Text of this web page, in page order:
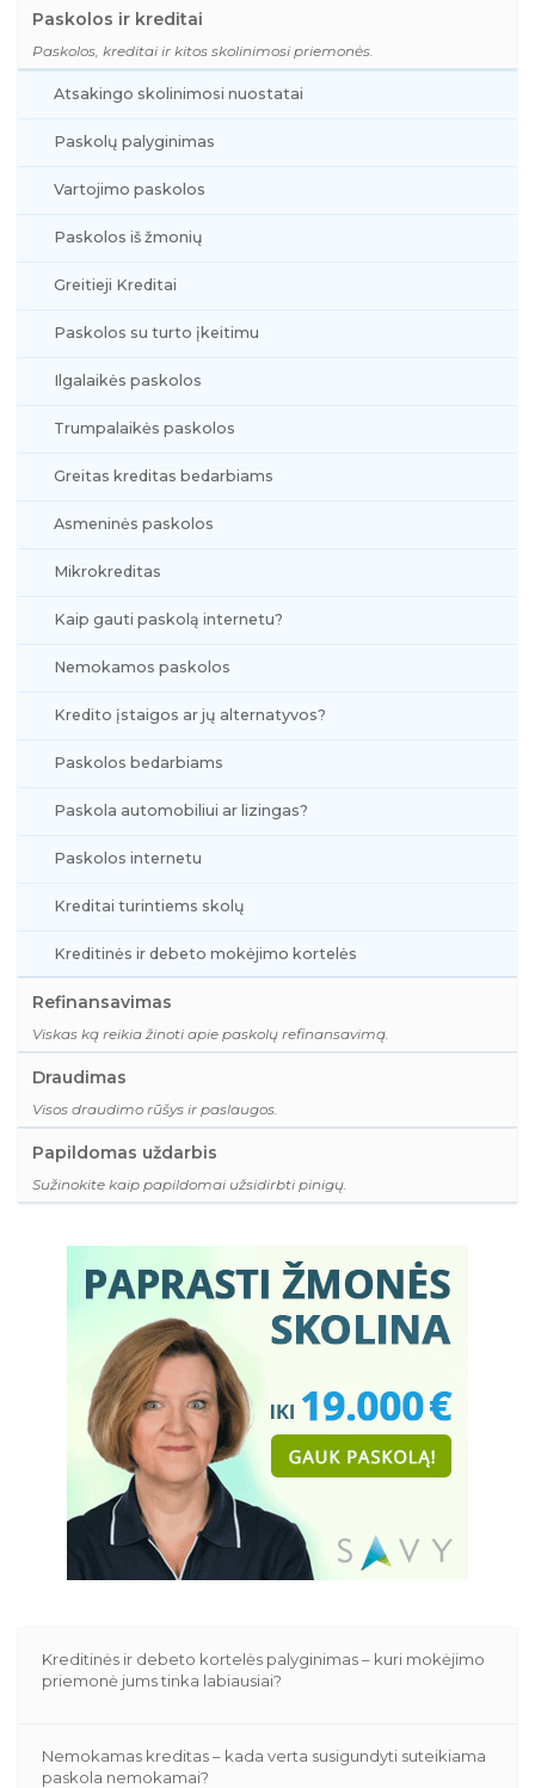
Paskolos ir kreditai
Paskolos, kreditai ir kitos skolinimosi priemonės.
Atsakingo skolinimosi nuostatai
Paskolų palyginimas
Vartojimo paskolos
Paskolos iš žmonių
Greitieji Kreditai
Paskolos su turto įkeitimu
Ilgalaikės paskolos
Trumpalaikės paskolos
Greitas kreditas bedarbiams
Asmeninės paskolos
Mikrokreditas
Kaip gauti paskolą internetu?
Nemokamos paskolos
Kredito įstaigos ar jų alternatyvos?
Paskolos bedarbiams
Paskola automobiliui ar lizingas?
Paskolos internetu
Kreditai turintiems skolų
Kreditinės ir debeto mokėjimo kortelės
Refinansavimas
Viskas ką reikia žinoti apie paskolų refinansavimą.
Draudimas
Visos draudimo rūšys ir paslaugos.
Papildomas uždarbis
Sužinokite kaip papildomai užsidirbti pinigų.
Kreditinės ir debeto kortelės palyginimas – kuri mokėjimo
priemonė jums tinka labiausiai?
Nemokamas kreditas – kada verta susigundyti suteikiama
paskola nemokamai?